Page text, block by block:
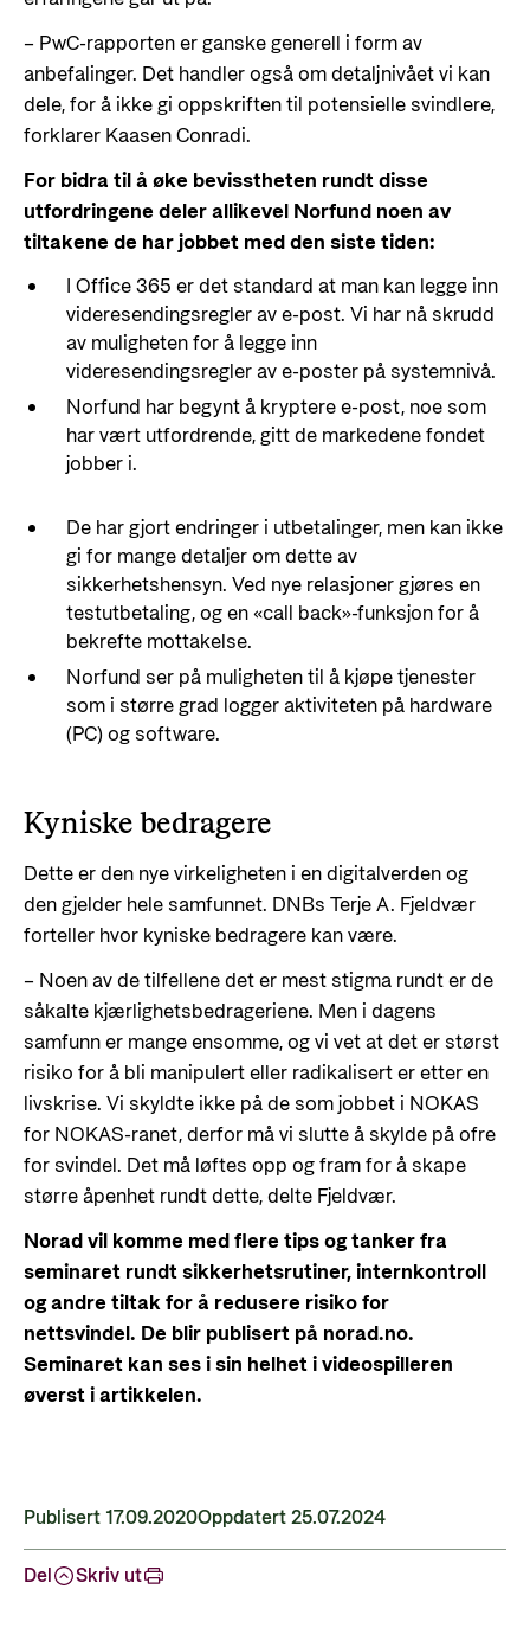
– PwC-rapporten er ganske generell i form av
anbefalinger. Det handler også om detaljnivået vi kan
dele, for å ikke gi oppskriften til potensielle svindlere,
forklarer Kaasen Conradi.
For bidra til å øke bevisstheten rundt disse
utfordringene deler allikevel Norfund noen av
tiltakene de har jobbet med den siste tiden:
I Office 365 er det standard at man kan legge inn
videresendingsregler av e-post. Vi har nå skrudd
av muligheten for å legge inn
videresendingsregler av e-poster på systemnivå.
Norfund har begynt å kryptere e-post, noe som
har vært utfordrende, gitt de markedene fondet
jobber i.
De har gjort endringer i utbetalinger, men kan ikke
gi for mange detaljer om dette av
sikkerhetshensyn. Ved nye relasjoner gjøres en
testutbetaling, og en «call back»-funksjon for å
bekrefte mottakelse.
Norfund ser på muligheten til å kjøpe tjenester
som i større grad logger aktiviteten på hardware
(PC) og software.
Kyniske bedragere
Dette er den nye virkeligheten i en digitalverden og
den gjelder hele samfunnet. DNBs Terje A. Fjeldvær
forteller hvor kyniske bedragere kan være.
– Noen av de tilfellene det er mest stigma rundt er de
såkalte kjærlighetsbedrageriene. Men i dagens
samfunn er mange ensomme, og vi vet at det er størst
risiko for å bli manipulert eller radikalisert er etter en
livskrise. Vi skyldte ikke på de som jobbet i NOKAS
for NOKAS-ranet, derfor må vi slutte å skylde på ofre
for svindel. Det må løftes opp og fram for å skape
større åpenhet rundt dette, delte Fjeldvær.
Norad vil komme med flere tips og tanker fra
seminaret rundt sikkerhetsrutiner, internkontroll
og andre tiltak for å redusere risiko for
nettsvindel. De blir publisert på norad.no.
Seminaret kan ses i sin helhet i videospilleren
øverst i artikkelen.
Publisert 17.09.2020Oppdatert 25.07.2024
Del Skriv ut